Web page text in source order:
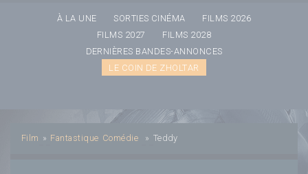
À LA UNE SORTIES CINÉMA
FILMS 2026
FILMS 2027
FILMS 2028
DERNIÈRES BANDES-ANNONCES
LE COIN DE ZHOLTAR
Film » Fantastique Comédie » Teddy